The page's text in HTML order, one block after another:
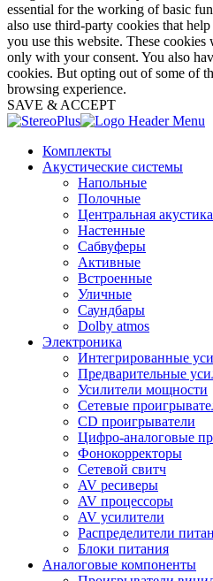
essential for the working of basic
also use third-party cookies that
you use this website. These
only with your consent. You also
cookies. But opting out of some of
browsing experience.
SAVE & ACCEPT
Комплекты
Акустические системы
Напольные
Полочные
Центральная акустика
Настенные
Сабвуферы
Активные
Встроенные
Уличные
Саундбары
Dolby atmos
Электроника
Интегрированные
Предварительные
Усилители мощности
Сетевые
CD проигрыватели
Цифро-аналоговые
Фонокорректоры
Сетевой свитч
AV ресиверы
AV процессоры
AV усилители
Распределители
Блоки питания
Аналоговые компоненты